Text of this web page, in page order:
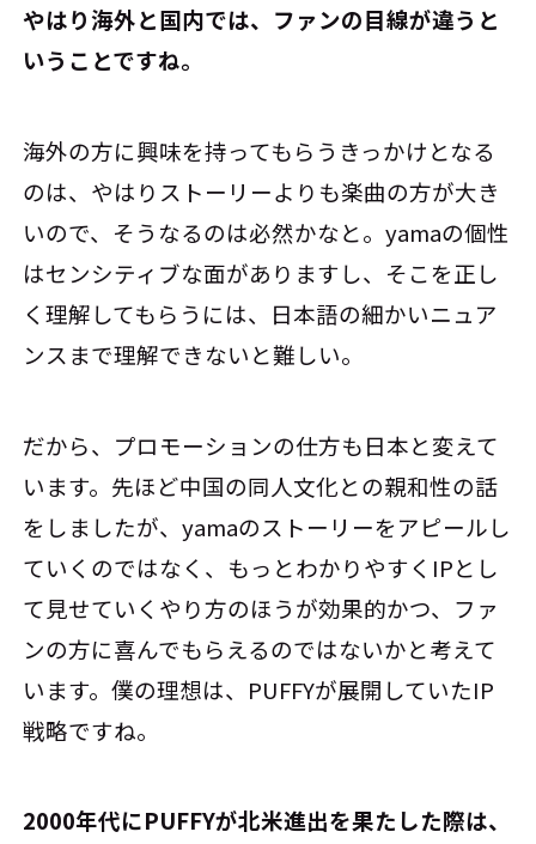
――やはり海外と国内では、ファンの目線が違うと
いうことですね。
海外の方に興味を持ってもらうきっかけとなる
のは、やはりストーリーよりも楽曲の方が大き
いので、そうなるのは必然かなと。yamaの個性
はセンシティブな面がありますし、そこを正し
く理解してもらうには、日本語の細かいニュア
ンスまで理解できないと難しい。
だから、プロモーションの仕方も日本と変えて
います。先ほど中国の同人文化との親和性の話
をしましたが、yamaのストーリーをアピールし
ていくのではなく、もっとわかりやすくIPとし
て見せていくやり方のほうが効果的かつ、ファ
ンの方に喜んでもらえるのではないかと考えて
います。僕の理想は、PUFFYが展開していたIP
戦略ですね。
――2000年代にPUFFYが北米進出を果たした際は、